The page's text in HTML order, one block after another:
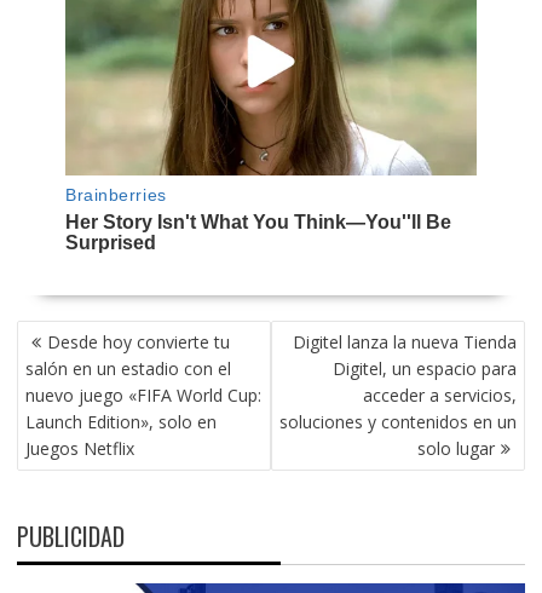
NAVEGACIÓN
DE
ENTRADAS
Desde hoy convierte tu
salón en un estadio con el
nuevo juego «FIFA World Cup:
Launch Edition», solo en
Juegos Netflix
Digitel lanza la nueva Tienda
Digitel, un espacio para
acceder a servicios,
soluciones y contenidos en un
solo lugar
PUBLICIDAD